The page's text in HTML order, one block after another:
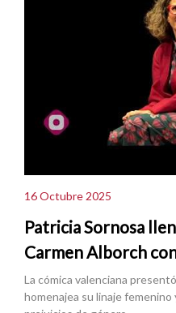
16 Octubre 2025
Patricia Sornosa
Carmen Alborch
La cómica valenciana
homenajea su linaje